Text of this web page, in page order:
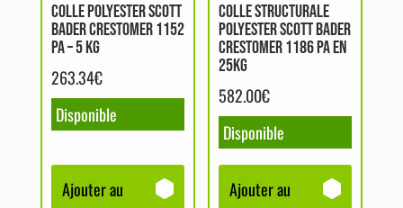
COLLE POLYESTER SCOTT
BADER CRESTOMER 1152
PA – 5 KG
263.34€
Disponible
Ajouter au
COLLE STRUCTURALE
POLYESTER SCOTT BADER
CRESTOMER 1186 PA EN
25KG
582.00€
Disponible
Ajouter au